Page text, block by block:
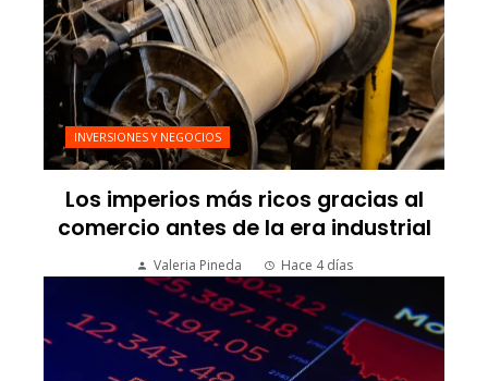
INVERSIONES Y NEGOCIOS
Los imperios más ricos gracias al
comercio antes de la era industrial
Valeria Pineda Hace 4 días